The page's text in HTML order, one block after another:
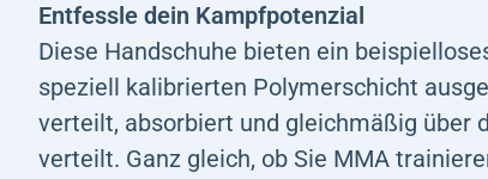
Entfessle dein Kampfpotenzial
Diese Handschuhe bieten ein
speziell kalibrierten Polymerschicht
verteilt, absorbiert und gleichmäßig über
verteilt. Ganz gleich, ob Sie MMA